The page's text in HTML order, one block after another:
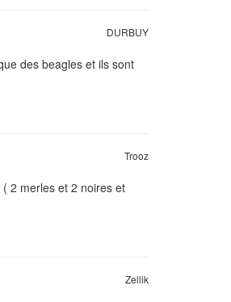
DURBUY
des beagles et ils sont
Trooz
2 merles et 2 noires et
Zellik